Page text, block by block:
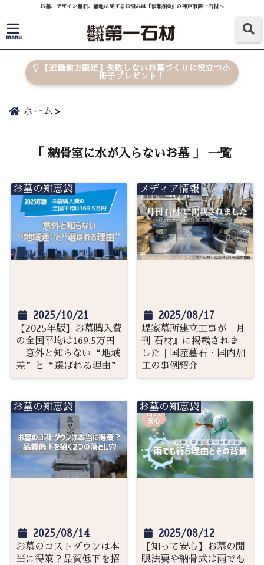
お墓、デザイン墓石、墓地に関するお悩みは『信頼棺®』の神戸市第一石材へ
menu
【近畿地方限定】失敗しないお墓づくりに役立つ小
冊子プレゼント！
ホーム
「 納骨室に水が入らないお墓 」 一覧
お墓の知恵袋
2025/10/21
【2025年版】お墓購入費
の全国平均は169.5万円
｜意外と知らない“地域
差”と“選ばれる理由”
メディア情報
2025/08/17
堤家墓所建立工事が『月
刊 石材』に掲載されま
した｜国産墓石・国内加
工の事例紹介
お墓の知恵袋
2025/08/14
お墓のコストダウンは本
当に得策？品質低下を招
お墓の知恵袋
2025/08/12
【知って安心】お墓の開
眼法要や納骨式は雨でも